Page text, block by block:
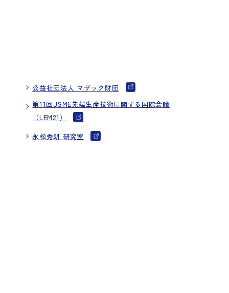
公益社団法人 マザック財団
第11回JSME先端生産技術に関する国際会議
（LEM21）
永松秀朗 研究室